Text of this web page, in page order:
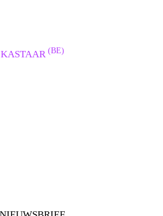
KASTAAR (BE)